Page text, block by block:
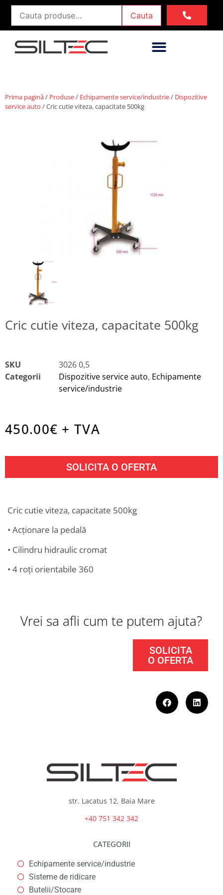
Cauta
Prima pagină/ Produse/ Echipamente service/industrie/ Dispozitive
service auto / Cric cutie viteza, capacitate 500kg
Cric cutie viteza, capacitate 500kg
SKU
3026 0,5
Categorii
Dispozitive service auto, Echipamente
service/industrie
450.00€ + TVA
SOLICITA O OFERTA
Cric cutie viteza, capacitate 500kg
• Acționare la pedală
• Cilindru hidraulic cromat
• 4 roți orientabile 360
Vrei sa afli cum te putem ajuta?
SOLICITA
O OFERTA
str. Lacatus 12, Baia Mare
+40 751 342 342
CATEGORII
Echipamente service/industrie
Sisteme de ridicare
Butelii/Stocare